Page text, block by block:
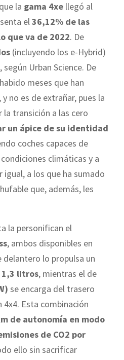
la gama 4xe llegó al
el36,12% de las
que va de 2022. De
(incluyendo los e-Hybrid)
, según Urban Science. De
meses que han
no es de extrañar, pues la
la transición a las cero
un ápice de su identidad
coches capaces de
climáticas y a
a los que ha sumado
que, además, les
la personifican el
, ambos disponibles en
delantero lo propulsa un
1,3 litros, mientras el de
se encarga del trasero
Esta combinación
de autonomía en modo
de CO2 por
ello sin sacrificar